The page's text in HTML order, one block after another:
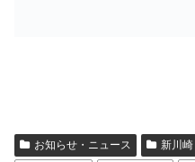
お知らせ・ニュース 新川